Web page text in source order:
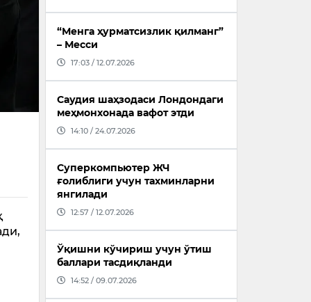
“Менга ҳурматсизлик қилманг”
– Месси
17:03 / 12.07.2026
Саудия шаҳзодаси Лондондаги
меҳмонхонада вафот этди
14:10 / 24.07.2026
Суперкомпьютер ЖЧ
ғолиблиги учун тахминларни
янгилади
12:57 / 12.07.2026
Ўқишни кўчириш учун ўтиш
баллари тасдиқланди
14:52 / 09.07.2026